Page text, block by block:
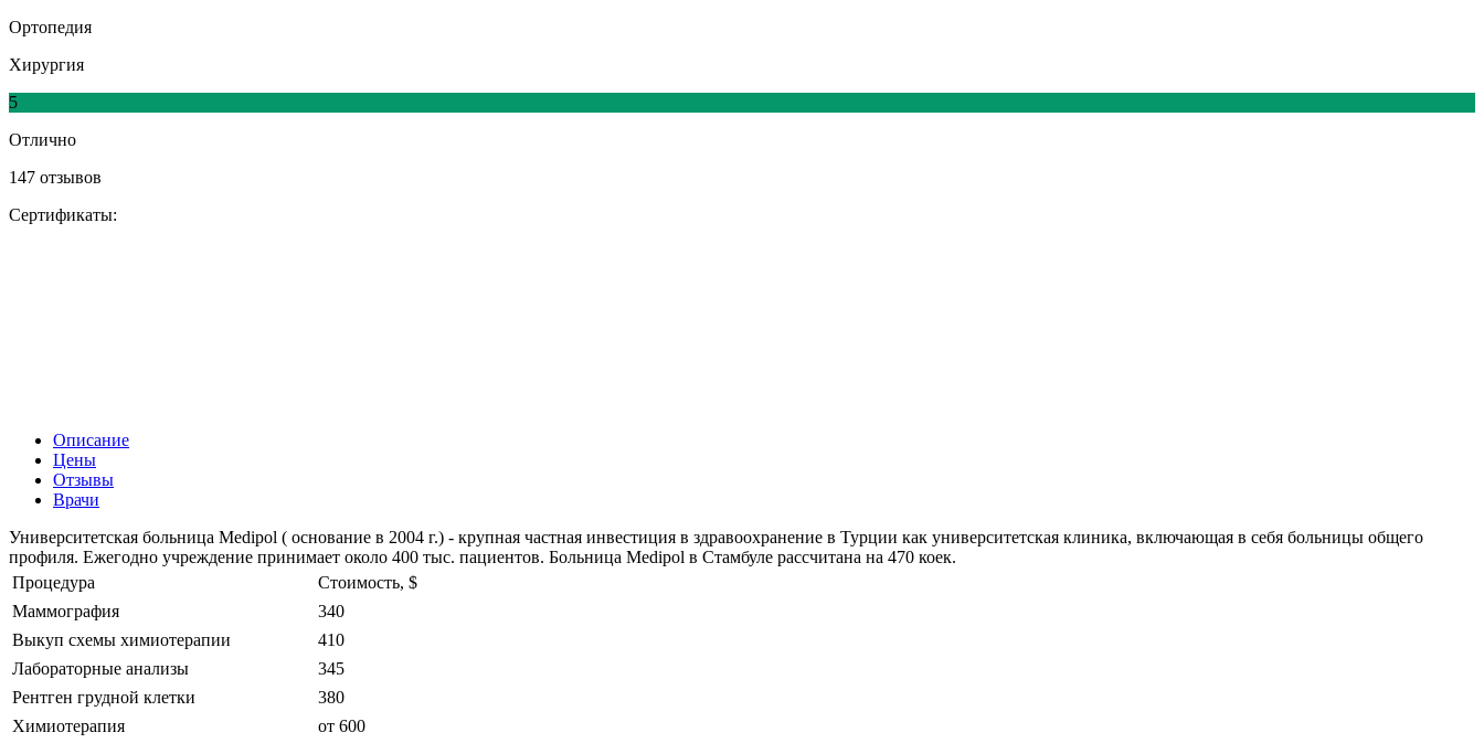
Ортопедия
Хирургия
5
Отлично
147 отзывов
Сертификаты:
Описание
Цены
Отзывы
Врачи
Университетская больница Medipol ( основание в 2004 г.) - крупная частная инвестиция в здравоохранение в Турции как университетская клиника, включающая в себя больницы общего
профиля. Ежегодно учреждение принимает около 400 тыс. пациентов. Больница Medipol в Стамбуле рассчитана на 470 коек.
Процедура
Стоимость, $
Маммография
340
Выкуп схемы химиотерапии
410
Лабораторные анализы
345
Рентген грудной клетки
380
Химиотерапия
от 600